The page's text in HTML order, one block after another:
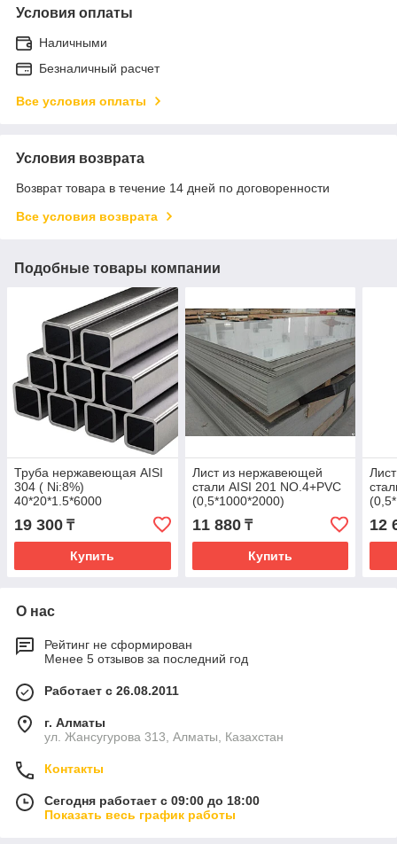
Условия оплаты
Наличными
Безналичный расчет
Все условия оплаты
Условия возврата
Возврат товара в течение 14 дней по договоренности
Все условия возврата
Подобные товары компании
Труба нержавеющая AISI
304 ( Ni:8%)
40*20*1.5*6000
19 300 ₸
Купить
Лист из нержавеющей
стали AISI 201 NO.4+PVC
(0,5*1000*2000)
11 880₸
Купить
12
О нас
Рейтинг не сформирован
Менее 5 отзывов за последний год
Работает с 26.08.2011
г. Алматы
ул. Жансугурова 313, Алматы, Казахстан
Контакты
Сегодня работает с 09:00 до 18:00
Показать весь график работы